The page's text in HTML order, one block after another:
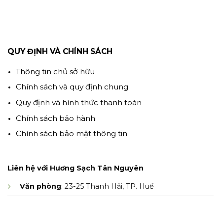
QUY ĐỊNH VÀ CHÍNH SÁCH
Thông tin chủ sở hữu
Chính sách và quy định chung
Quy định và hình thức thanh toán
Chính sách bảo hành
Chính sách bảo mật thông tin
Liên hệ với Hương Sạch Tân Nguyên
Văn phòng: 23-25 Thanh Hải, TP. Huế